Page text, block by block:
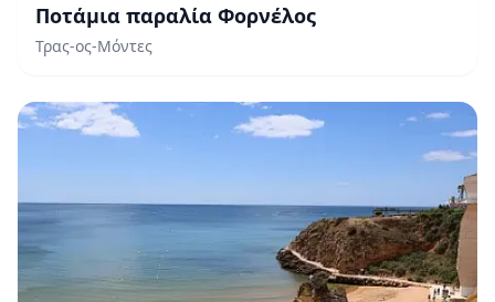
Ποτάμια παραλία Φορνέλος
Τρας-ος-Μόντες